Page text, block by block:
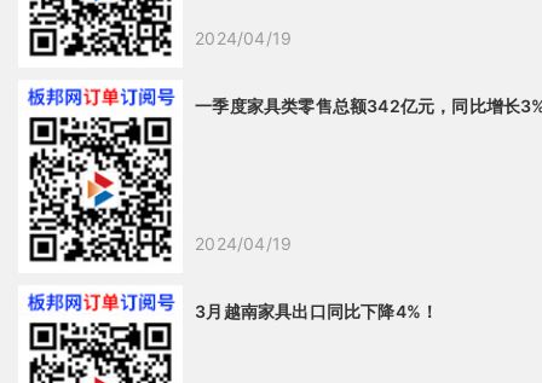
2024/04/19
一季度家具类零售总额342亿元，同比增长
2024/04/19
3月越南家具出口同比下降4%！